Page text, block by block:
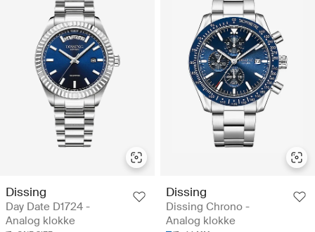
Dissing
Day Date D1724 -
Analog klokke
Dissing
Dissing Chrono -
Analog klokke